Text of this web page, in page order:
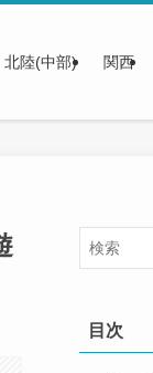
北陸(中部) 関西
目次